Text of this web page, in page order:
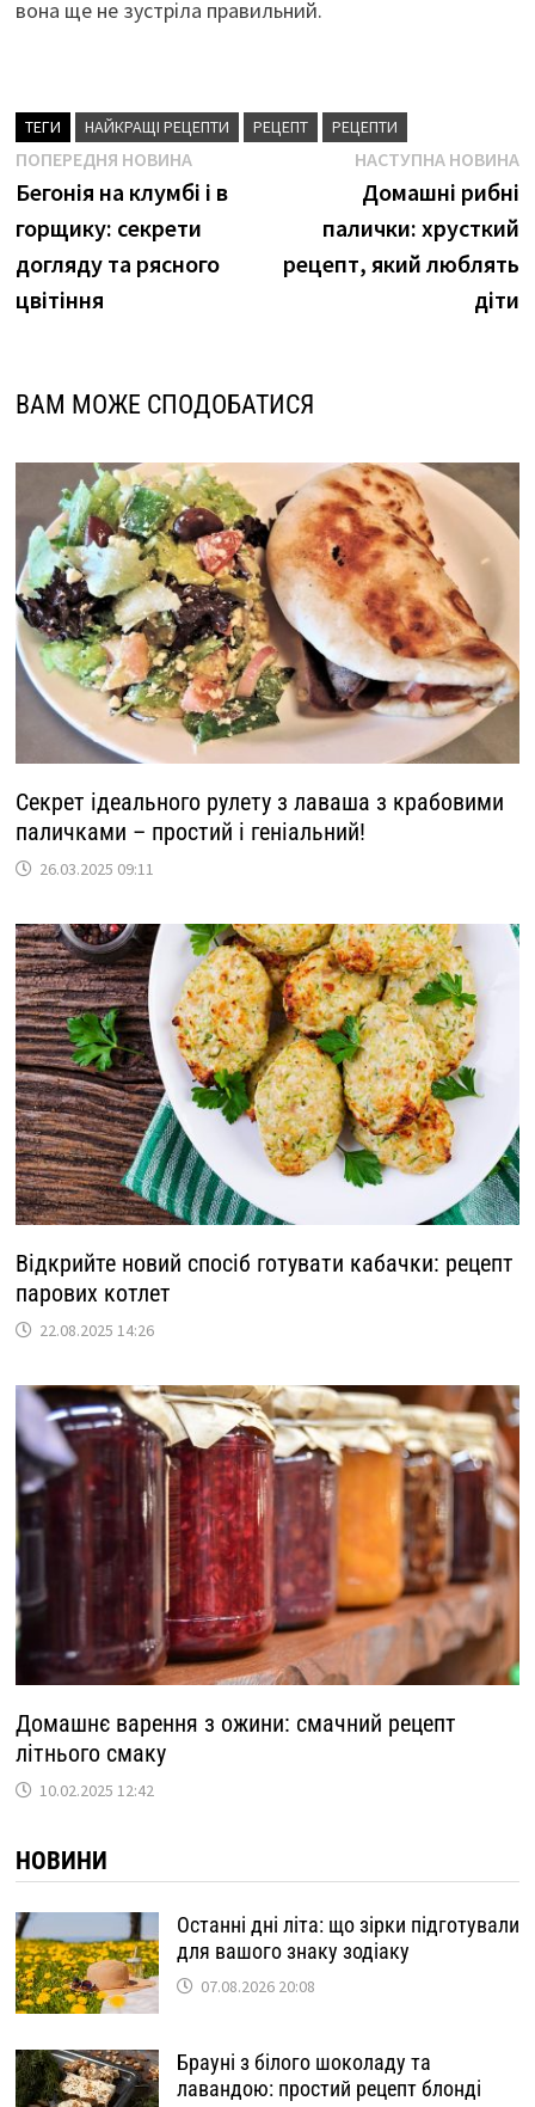
вона ще не зустріла правильний.
ТЕГИ НАЙКРАЩІ РЕЦЕПТИ РЕЦЕПТ РЕЦЕПТИ
Навігація
записів
ПОПЕРЕДНЯ НОВИНАПопередня
новина
Бегонія на клумбі і в
горщику: секрети
догляду та рясного
цвітіння
НАСТУПНА НОВИНА
Домашні рибні
палички: хрусткий
рецепт, який люблять
діти
ВАМ МОЖЕ СПОДОБАТИСЯ
Секрет ідеального рулету з лаваша з крабовими
паличками – простий і геніальний!
26.03.2025 09:11
Відкрийте новий спосіб готувати кабачки: рецепт
парових котлет
22.08.2025 14:26
Домашнє варення з ожини: смачний рецепт
літнього смаку
10.02.2025 12:42
НОВИНИ
Останні дні літа: що зірки підготували
для вашого знаку зодіаку
07.08.2026 20:08
Брауні з білого шоколаду та
лавандою: простий рецепт блонді